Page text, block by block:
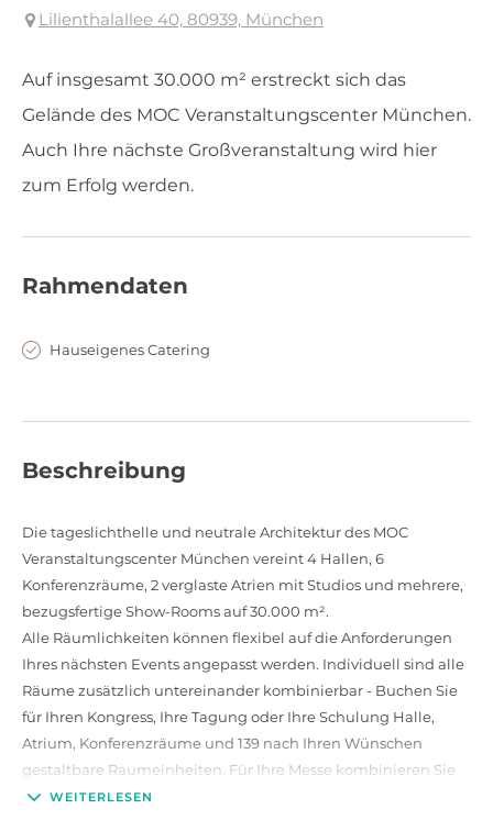
Lilienthalallee 40, 80939, München
Auf insgesamt 30.000 m² erstreckt sich das
Gelände des MOC Veranstaltungscenter München.
Auch Ihre nächste Großveranstaltung wird hier
zum Erfolg werden.
Rahmendaten
Hauseigenes Catering
Beschreibung
Die tageslichthelle und neutrale Architektur des MOC
Veranstaltungscenter München vereint 4 Hallen, 6
Konferenzräume, 2 verglaste Atrien mit Studios und mehrere,
bezugsfertige Show-Rooms auf 30.000 m².
Alle Räumlichkeiten können flexibel auf die Anforderungen
Ihres nächsten Events angepasst werden. Individuell sind alle
Räume zusätzlich untereinander kombinierbar - Buchen Sie
für Ihren Kongress, Ihre Tagung oder Ihre Schulung Halle,
Atrium, Konferenzräume und 139 nach Ihren Wünschen
gestaltbare Raumeinheiten. Für Ihre Messe kombinieren Sie
Hallen und Atrien mit angrenzenden Showrooms und
WEITERLESEN